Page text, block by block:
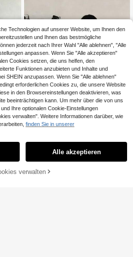
Ru
Damen-Hoodie-Set mit langen Ärm
eln, Reißverschluss und "Angel"-Bu
chstabenprint, passendes Set mit b
equemen Jogginghosen, Sweatpan
ts, Herbstkleidung zum Reisen und
Ausgehen, für Schwarze
16 übrig
CHF16,12 -21% CHF20,55
WARENKORB HINZUFÜGEN
Technologien auf unserer Website, um Ihnen den
und Ihnen das bestmögliche
jederzeit nach Ihrer Wahl "Alle ablehnen", "Alle
anpassen. Wenn Sie "Alle akzeptieren"
Cookies setzen, die uns helfen, den
Funktionen anzubieten und Inhalte und
SHEIN anzupassen. Wenn Sie "Alle ablehnen"
erforderlichen Cookies zu, die unsere Website
in den Browsereinstellungen deaktivieren, was
beeinträchtigen kann. Um mehr über die von uns
Ihre optionalen Cookie-Einstellungen
verwalten". Weitere Informationen darüber, wie
finden Sie in unserer
Alle akzeptieren
verwalten